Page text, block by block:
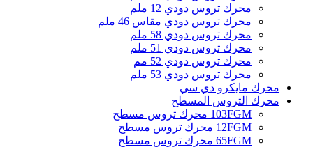
محرك تروس دودي 12 ملم
محرك تروس دودي مقاس 46 ملم
محرك تروس دودي 58 ملم
محرك تروس دودي 51 ملم
محرك تروس دودي 52 مم
محرك تروس دودي 53 ملم
محرك مايكرو دي سي
محرك التروس المسطح
103FGM محرك تروس مسطح
12FGM محرك تروس مسطح
65FGM محرك تروس مسطح